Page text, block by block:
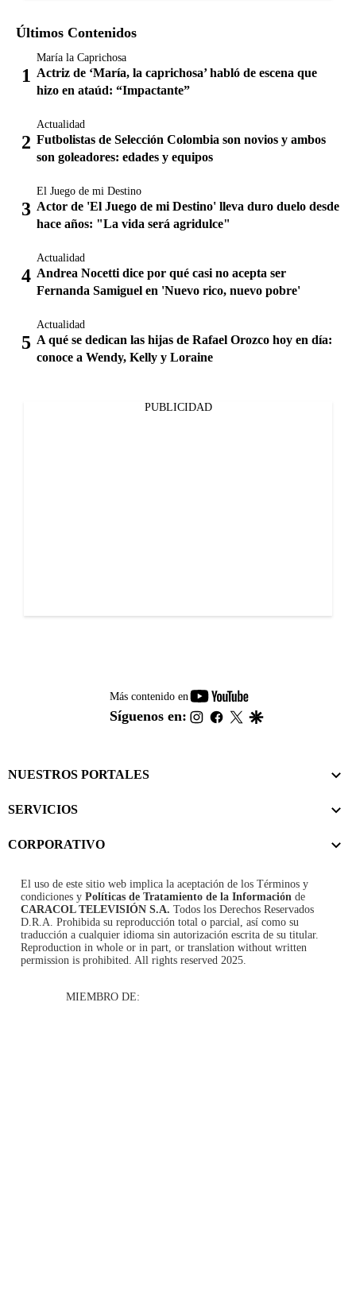
Últimos Contenidos
María la Caprichosa
Actriz de ‘María, la caprichosa’ habló de escena que
hizo en ataúd: “Impactante”
Actualidad
Futbolistas de Selección Colombia son novios y ambos
son goleadores: edades y equipos
El Juego de mi Destino
Actor de 'El Juego de mi Destino' lleva duro duelo desde
hace años: "La vida será agridulce"
Actualidad
Andrea Nocetti dice por qué casi no acepta ser
Fernanda Samiguel en 'Nuevo rico, nuevo pobre'
Actualidad
A qué se dedican las hijas de Rafael Orozco hoy en día:
conoce a Wendy, Kelly y Loraine
PUBLICIDAD
Más contenido en
youtube-
footer
Síguenos en: instagram
facebook
twitter
NUESTROS PORTALES
SERVICIOS
CORPORATIVO
El uso de este sitio web implica la aceptación de los Términos y
condiciones y Políticas de Tratamiento de la Información de
CARACOL TELEVISIÓN S.A. Todos los Derechos Reservados
D.R.A. Prohibida su reproducción total o parcial, así como su
traducción a cualquier idioma sin autorización escrita de su titular.
Reproduction in whole or in part, or translation without written
permission is prohibited. All rights reserved 2025.
MIEMBRO DE: